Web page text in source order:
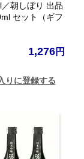
朝しぼり 出品
セット（ギフ
1,276
りに登録する